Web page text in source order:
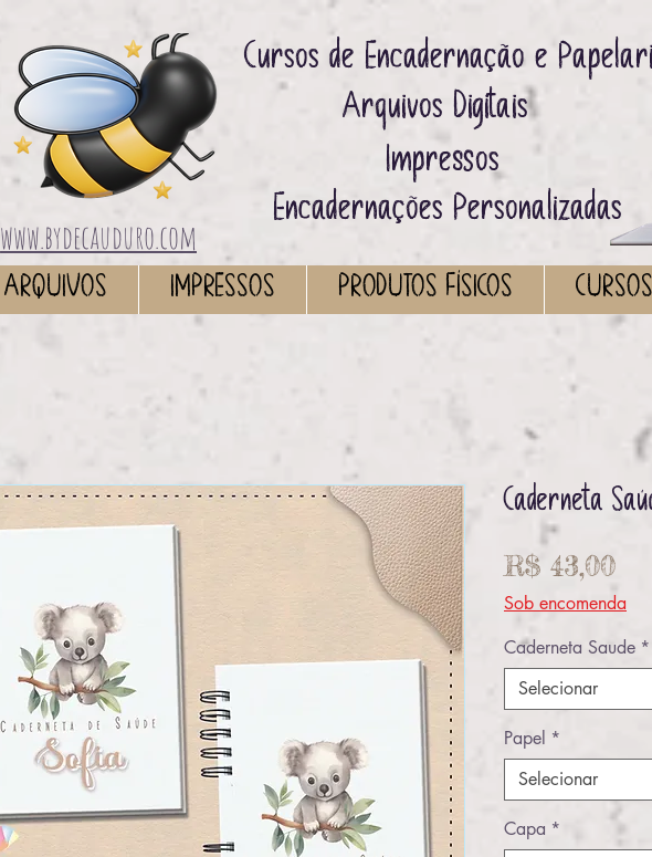
www.bydecauduro.com
Cursos de Encadernação e
Arquivos Digitais ​
Impressos ​
Encadernações Personalizadas
ARQUIVOS IMPRESSOS PRODUTOS FÍSICOS CURSOS
Caderneta
R$ 43,00
Sob encomenda
Caderneta Saude *
Selecionar
Papel *
Selecionar
Capa *